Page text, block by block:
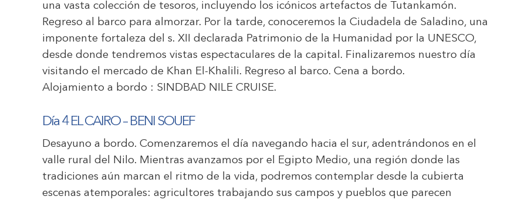
una vasta colección de tesoros, incluyendo los icónicos artefactos de Tutankamón.
Regreso al barco para almorzar. Por la tarde, conoceremos la Ciudadela de Saladino, una
imponente fortaleza del s. XII declarada Patrimonio de la Humanidad por la UNESCO,
desde donde tendremos vistas espectaculares de la capital. Finalizaremos nuestro día
visitando el mercado de Khan El-Khalili. Regreso al barco. Cena a bordo.
Alojamiento a bordo : SINDBAD NILE CRUISE.
Día 4 EL CAIRO – BENI SOUEF
Desayuno a bordo. Comenzaremos el día navegando hacia el sur, adentrándonos en el
valle rural del Nilo. Mientras avanzamos por el Egipto Medio, una región donde las
tradiciones aún marcan el ritmo de la vida, podremos contemplar desde la cubierta
escenas atemporales: agricultores trabajando sus campos y pueblos que parecen